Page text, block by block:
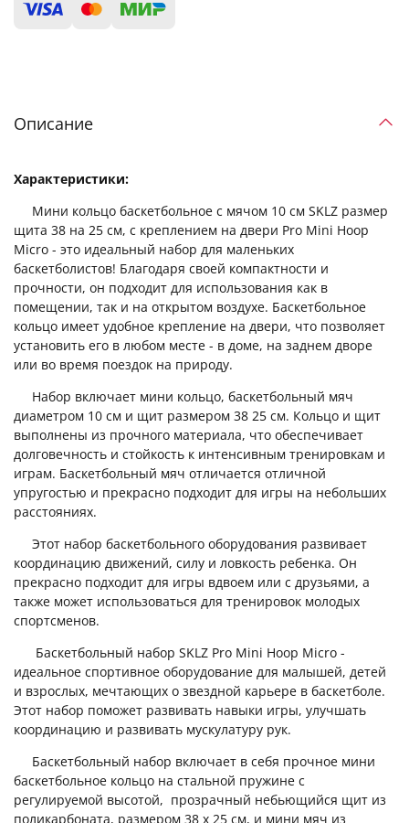
Описание
Характеристики:
Мини кольцо баскетбольное с мячом 10 см SKLZ размер
щита 38 на 25 см, с креплением на двери Pro Mini Hoop
Micro - это идеальный набор для маленьких
баскетболистов! Благодаря своей компактности и
прочности, он подходит для использования как в
помещении, так и на открытом воздухе. Баскетбольное
кольцо имеет удобное крепление на двери, что позволяет
установить его в любом месте - в доме, на заднем дворе
или во время поездок на природу.
Набор включает мини кольцо, баскетбольный мяч
диаметром 10 см и щит размером 38 25 см. Кольцо и щит
выполнены из прочного материала, что обеспечивает
долговечность и стойкость к интенсивным тренировкам и
играм. Баскетбольный мяч отличается отличной
упругостью и прекрасно подходит для игры на небольших
расстояниях.
Этот набор баскетбольного оборудования развивает
координацию движений, силу и ловкость ребенка. Он
прекрасно подходит для игры вдвоем или с друзьями, а
также может использоваться для тренировок молодых
спортсменов.
Баскетбольный набор SKLZ Pro Mini Hoop Micro -
идеальное спортивное оборудование для малышей, детей
и взрослых, мечтающих о звездной карьере в баскетболе.
Этот набор поможет развивать навыки игры, улучшать
координацию и развивать мускулатуру рук.
Баскетбольный набор включает в себя прочное мини
баскетбольное кольцо на стальной пружине с
регулируемой высотой, прозрачный небьющийся щит из
поликарбоната, размером 38 х 25 см, и мини мяч из